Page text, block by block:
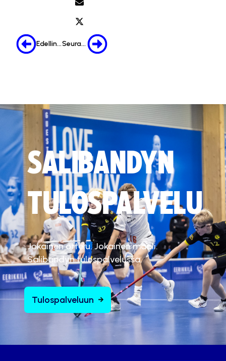
Edellinen Seuraava
SALIBANDYN
TULOSPALVELU
Jokainen ottelu. Jokainen maali.
Salibandyn tulospalvelussa.
Tulospalveluun